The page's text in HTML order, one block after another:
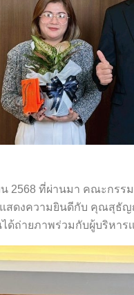
2568 ที่ผ่านมา คณะกร
แสดงความยินดีกับ คุณสุธั
ด้ถ่ายภาพร่วมกับผู้บริหา